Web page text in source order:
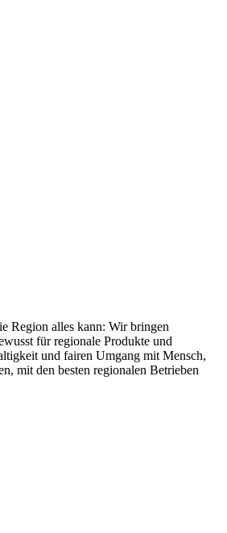
Region alles kann: Wir bringen
für regionale Produkte und
und fairen Umgang mit Mensch,
mit den besten regionalen Betrieben